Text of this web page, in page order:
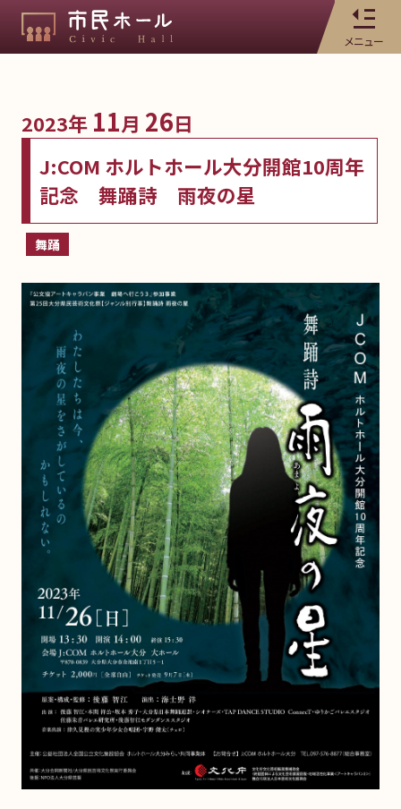
メニュー
2023年 11月 26日
J:COM ホルトホール大分開館10周年
記念 舞踊詩 雨夜の星
舞踊